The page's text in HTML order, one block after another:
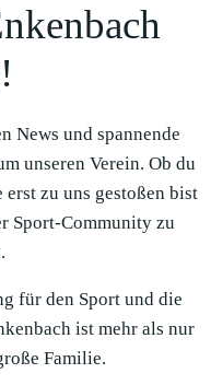
News und spannende
unseren Verein. Ob du
zu uns gestoßen bist
Sport-Community zu
für den Sport und die
ist mehr als nur
Familie.